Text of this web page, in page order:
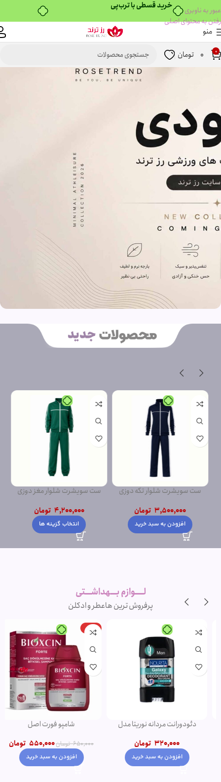
خرید قسطی با ترب‌پی
عبور به ناوبری
رفتن به محتوای اصلی
منو
0
0 تومان
ست سویشرت شلوار تکه دوزی
3,500,000 تومان
افزودن به سبد خرید
ست سویشرت شلوار مغز دوزی
4,200,000 تومان
انتخاب گزینه ها
لــــوازم بـــهداشـــتی
پرفروش ترین هاعطر و ادکلن
دئودورانت مردانه نوریتا مدل
320,000 تومان
افزودن به سبد خرید
-15%
شامپو فورت اصل
650,000 تومان550,000 تومان
افزودن به سبد خرید